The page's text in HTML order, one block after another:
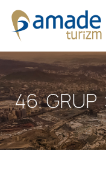
46. GRUP